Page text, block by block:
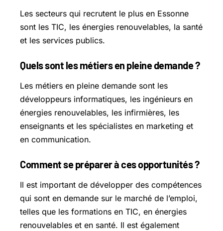
Les secteurs qui recrutent le plus en Essonne
sont les TIC, les énergies renouvelables, la santé
et les services publics.
Quels sont les métiers en pleine demande ?
Les métiers en pleine demande sont les
développeurs informatiques, les ingénieurs en
énergies renouvelables, les infirmières, les
enseignants et les spécialistes en marketing et
en communication.
Comment se préparer à ces opportunités ?
Il est important de développer des compétences
qui sont en demande sur le marché de l’emploi,
telles que les formations en TIC, en énergies
renouvelables et en santé. Il est également